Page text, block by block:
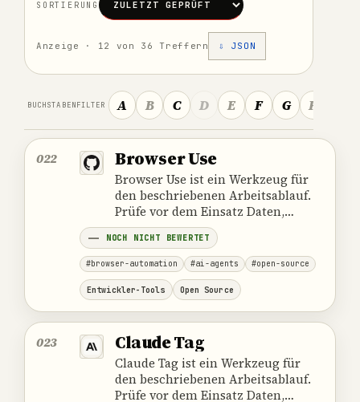
SORTIERUNG
Anzeige · 12 von 36 Treffern ⇩ JSON
BUCHSTABENFILTER A B C D E F G H
022 Browser Use
Browser Use ist ein Werkzeug für
den beschriebenen Arbeitsablauf.
Prüfe vor dem Einsatz Daten,
Zuständigkeiten, Kosten und die
offiziellen Produktangaben.
NOCH NICHT BEWERTET
#browser-automation #ai-agents #open-source
Entwickler-Tools Open Source
023 Claude Tag
Claude Tag ist ein Werkzeug für
den beschriebenen Arbeitsablauf.
Prüfe vor dem Einsatz Daten,